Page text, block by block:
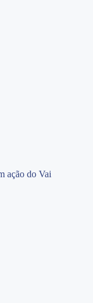
ação do Vai